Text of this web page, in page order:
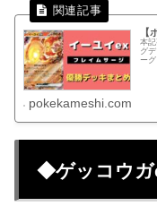
【
本
グ
ー
pokekameshi.com
◆ゲッコウガ